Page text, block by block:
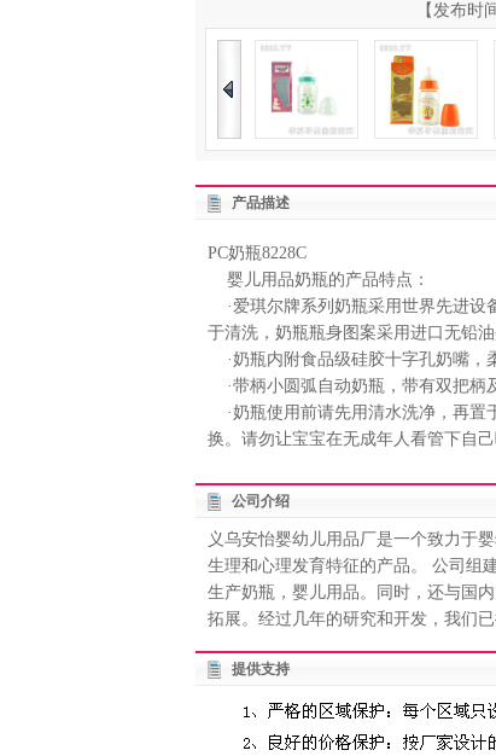
【发布时
产品描述
PC奶瓶8228C
婴儿用品奶瓶的产品特点：
·爱琪尔牌系列奶瓶采用世界先进设
于清洗，奶瓶瓶身图案采用进口无铅
·奶瓶内附食品级硅胶十字孔奶嘴，
·带柄小圆弧自动奶瓶，带有双把柄
·奶瓶使用前请先用清水洗净，再置
换。请勿让宝宝在无成年人看管下自
公司介绍
义乌安怡婴幼儿用品厂是一个致力于
生理和心理发育特征的产品。 公司组
生产奶瓶，婴儿用品。同时，还与国
拓展。经过几年的研究和开发，我们
提供支持